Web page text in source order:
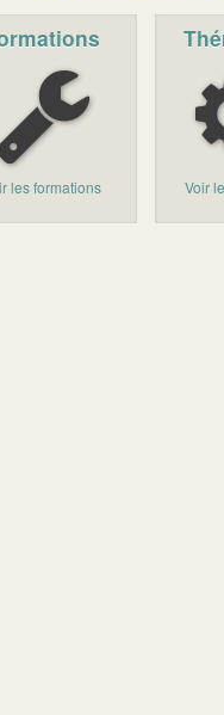
les formations Voir